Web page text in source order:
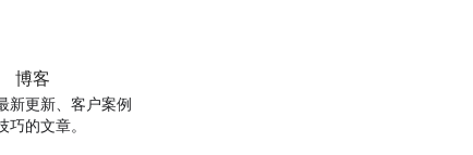
博客
新更新、客户案例
巧的文章。